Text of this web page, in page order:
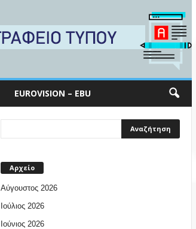
EUROVISION – EBU
Αρχείο
Αύγουστος 2026
Ιούλιος 2026
Ιούνιος 2026